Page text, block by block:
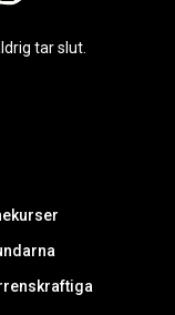
tar slut.